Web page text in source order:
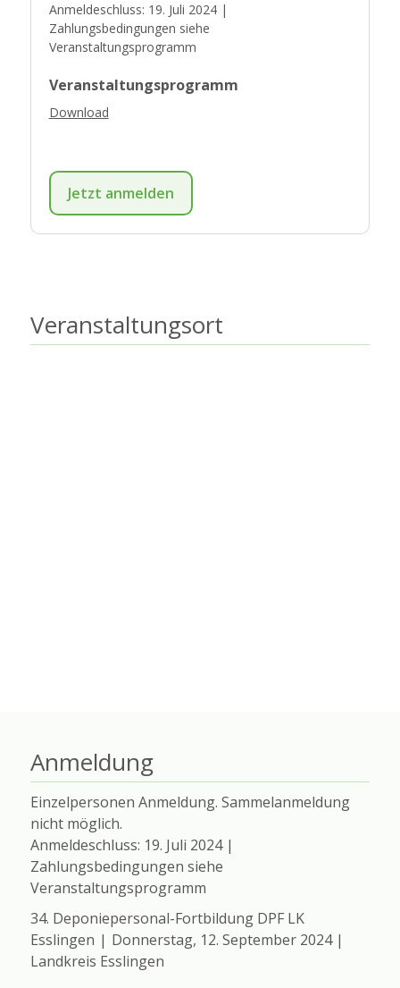
Anmeldeschluss: 19. Juli 2024 |
Zahlungsbedingungen siehe
Veranstaltungsprogramm
Veranstaltungsprogramm
Download
Jetzt anmelden
Veranstaltungsort
Anmeldung
Einzelpersonen Anmeldung. Sammelanmeldung
nicht möglich.
Anmeldeschluss: 19. Juli 2024 |
Zahlungsbedingungen siehe
Veranstaltungsprogramm
34. Deponiepersonal-Fortbildung DPF LK
Esslingen | Donnerstag, 12. September 2024 |
Landkreis Esslingen